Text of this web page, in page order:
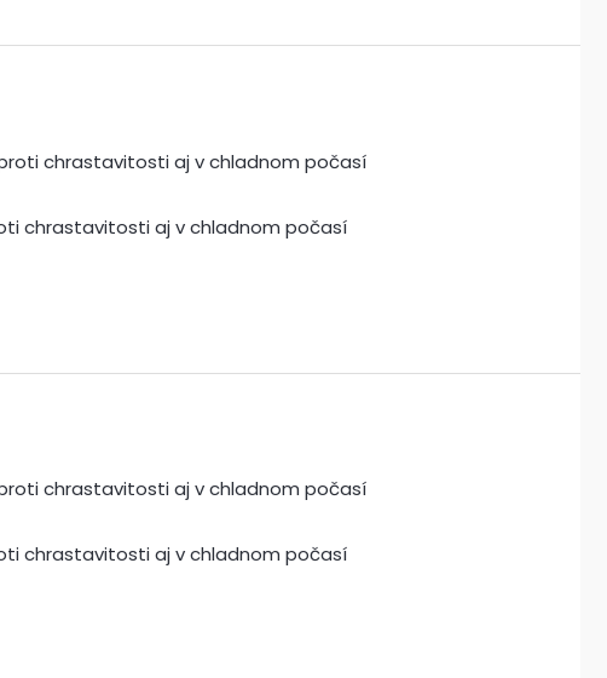
chrastavitosti aj v chladnom počasí
chrastavitosti aj v chladnom počasí